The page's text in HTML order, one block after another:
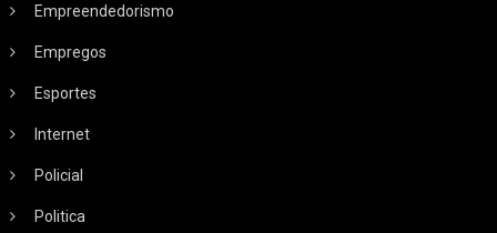
Empreendedorismo
Empregos
Esportes
Internet
Policial
Politica